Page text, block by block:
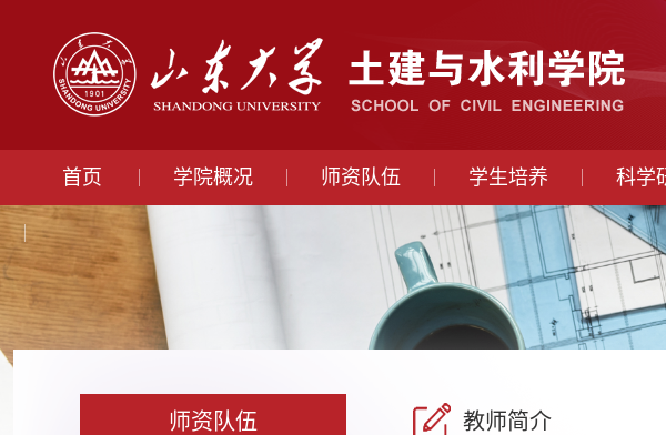
首页 学院概况 师资队伍 学生培养 科学
师资队伍 教师简介